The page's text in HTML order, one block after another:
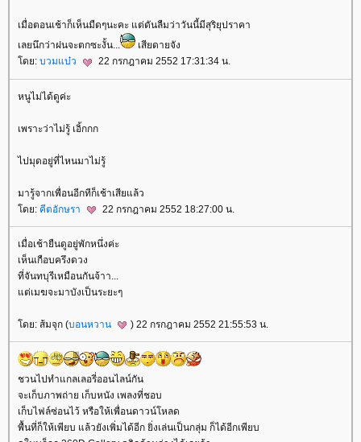
เมื่อตอนเช้าก็เห็นมืดๆนะคะ แต่ดันลืมว่าวันนี้มีสุริยุปราคา
เลยนึกว่าฝนจะตกซะงั้น...
เสียดายจัง
ดย: บวมแบ๋ว 22 กรกฎาคม 2552 17:31:34 น.
หนูไม่ได้ดูค่ะ
เพราะว่าไม่รู้ เอิ้กกก
ไปมุดอยู่ที่ไหนมาไม่รู้
มารู้จากเพื่อนอีกทีก็เช้าเสียแล้ว
ดย: คีตอักษรา 22 กรกฎาคม 2552 18:27:00 น.
เมื่อเช้ายืนดูอยู่พักหนึ่งค่ะ
เห็นเกือบครึงดวง
ที่จันทบุรีเหมือนกันจ้าา...
ต่เมฆจะมาบังเป็นระยะๆ
ดย: ส้มจุก (บอนหวาน ) 22 กรกฎาคม 2552 21:55:53 น.
ชวนไปทำแกลเลอรี่ออนไลน์กัน
จะเก็บภาพถ่าย เก็บหนัง เพลงที่ชอบ
เก็บไฟล์ซ่อนไว้ หรือให้เพื่อนดาวน์โหลด
พื้นที่ก็ให้เพียบ แล้วยังเพิ่มได้อีก ยิ่งเล่นเป็นกลุ่ม ก็ได้อีกเพียบ